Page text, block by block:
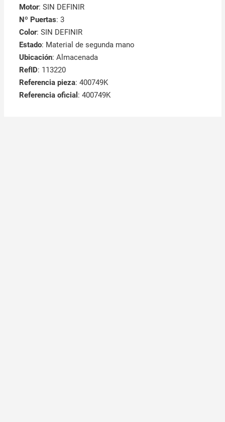
Motor: SIN DEFINIR
Nº Puertas: 3
Color: SIN DEFINIR
Estado: Material de segunda mano
Ubicación: Almacenada
RefID: 113220
Referencia pieza: 400749K
Referencia oficial : 400749K